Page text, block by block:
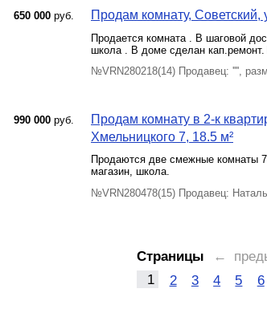
650 000 руб. Продам комнату, Советский,
Продается комната . В шаговой
школа . В доме сделан кап.ремонт.
№VRN280218(14) Продавец: '''',
990 000 руб.
Продам комнату в 2-к
Хмельницкого 7, 18.5 м²
Продаются две смежные комнаты
магазин, школа.
№VRN280478(15) Продавец:
Страницы ←
1
2 3 4 5 6